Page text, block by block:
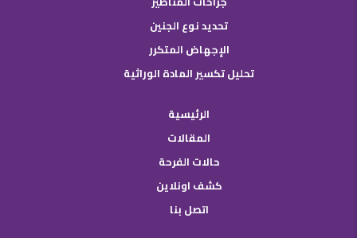
تحديد نوع الجنين
الإجهاض المتكرر
تحليل تكسير المادة الوراثية
الرئيسية
المقالات
حالات الفرحة
كشف اونلاين
اتصل بنا